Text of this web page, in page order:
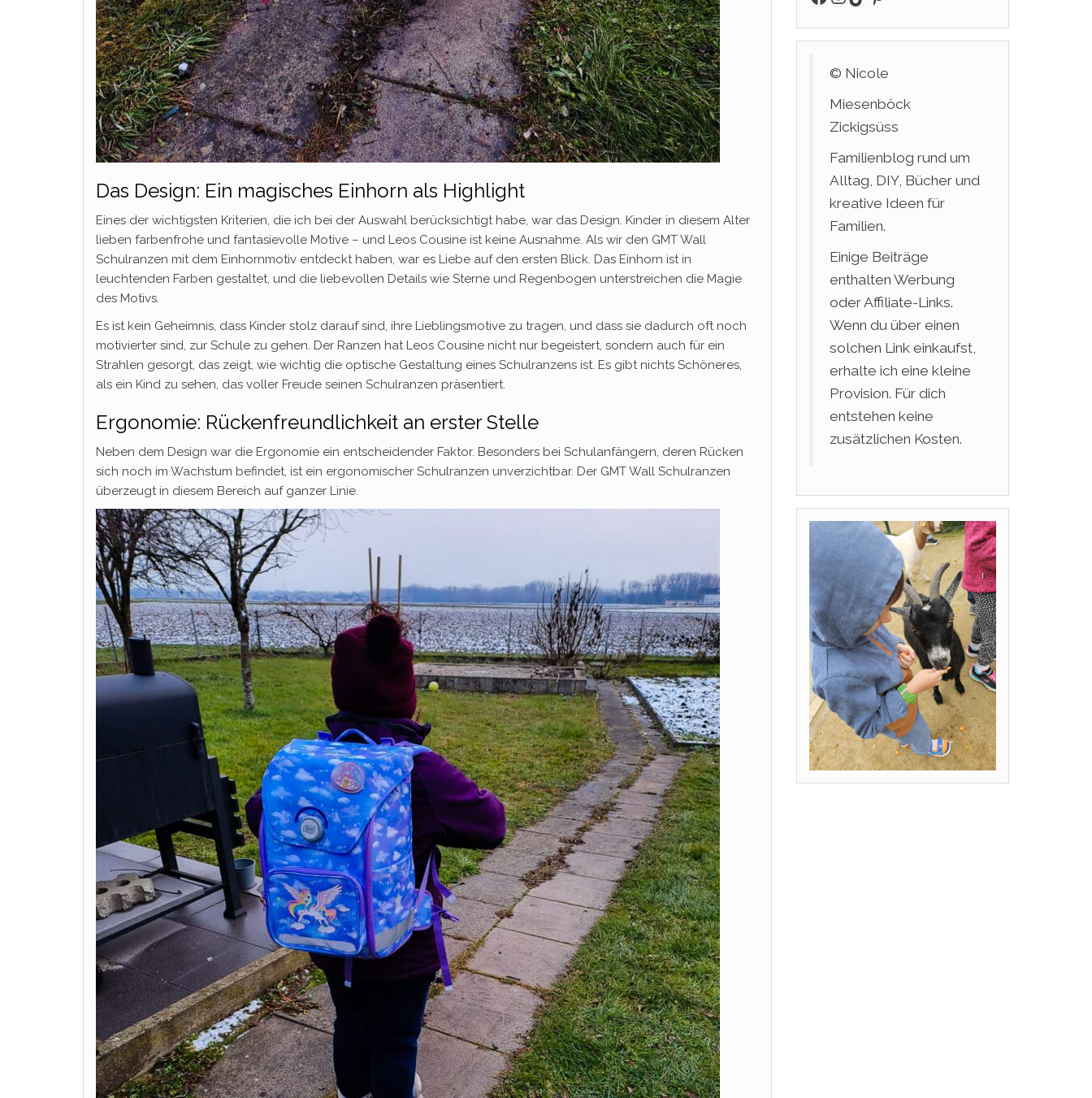
Das Design: Ein magisches Einhorn als Highlight
Eines der wichtigsten Kriterien, die ich bei der Auswahl berücksichtigt habe, war das Design. Kinder in diesem Alter
lieben farbenfrohe und fantasievolle Motive – und Leos Cousine ist keine Ausnahme. Als wir den GMT Wall
Schulranzen mit dem Einhornmotiv entdeckt haben, war es Liebe auf den ersten Blick. Das Einhorn ist in
leuchtenden Farben gestaltet, und die liebevollen Details wie Sterne und Regenbogen unterstreichen die Magie
des Motivs.
Es ist kein Geheimnis, dass Kinder stolz darauf sind, ihre Lieblingsmotive zu tragen, und dass sie dadurch oft noch
motivierter sind, zur Schule zu gehen. Der Ranzen hat Leos Cousine nicht nur begeistert, sondern auch für ein
Strahlen gesorgt, das zeigt, wie wichtig die optische Gestaltung eines Schulranzens ist. Es gibt nichts Schöneres,
als ein Kind zu sehen, das voller Freude seinen Schulranzen präsentiert.
Ergonomie: Rückenfreundlichkeit an erster Stelle
Neben dem Design war die Ergonomie ein entscheidender Faktor. Besonders bei Schulanfängern, deren Rücken
sich noch im Wachstum befindet, ist ein ergonomischer Schulranzen unverzichtbar. Der GMT Wall Schulranzen
überzeugt in diesem Bereich auf ganzer Linie.
© Nicole
Miesenböck
Zickigsüss
Familienblog rund um
Alltag, DIY, Bücher und
kreative Ideen für
Familien.
Einige Beiträge
enthalten Werbung
oder Affiliate-Links.
Wenn du über einen
solchen Link einkaufst,
erhalte ich eine kleine
Provision. Für dich
entstehen keine
zusätzlichen Kosten.